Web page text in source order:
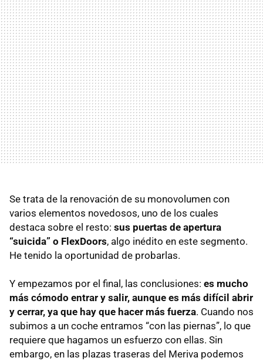
Se trata de la renovación de su monovolumen con
varios elementos novedosos, uno de los cuales
destaca sobre el resto: sus puertas de apertura
“suicida” o FlexDoors, algo inédito en este segmento.
He tenido la oportunidad de probarlas.
Y empezamos por el final, las conclusiones: es mucho
más cómodo entrar y salir, aunque es más difícil abrir
y cerrar, ya que hay que hacer más fuerza. Cuando nos
subimos a un coche entramos “con las piernas”, lo que
requiere que hagamos un esfuerzo con ellas. Sin
embargo, en las plazas traseras del Meriva podemos